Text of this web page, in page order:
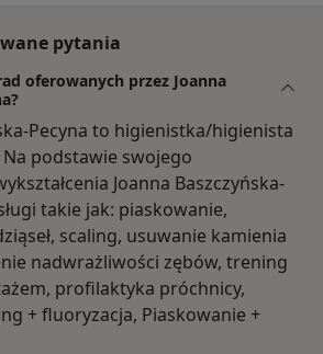
pytania
oferowanych przez Joanna
Pecyna to higienistka/higienista
podstawie swojego
Joanna Baszczyńska-
takie jak: piaskowanie,
scaling, usuwanie kamienia
nadwrażliwości zębów, trening
profilaktyka próchnicy,
+ fluoryzacja, Piaskowanie +